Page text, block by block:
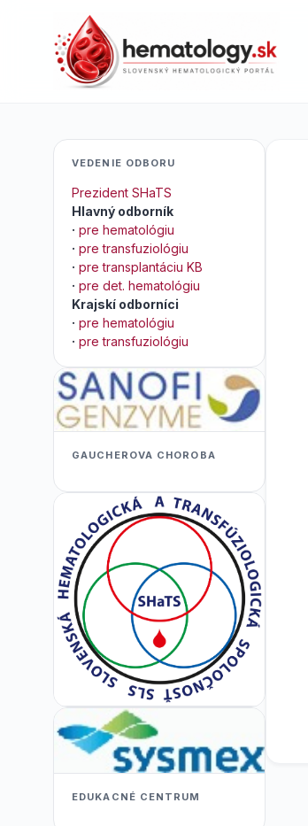
VEDENIE ODBORU
Prezident SHaTS
Hlavný odborník
· pre hematológiu
· pre transfuziológiu
· pre transplantáciu KB
· pre det. hematológiu
Krajskí odborníci
· pre hematológiu
· pre transfuziológiu
GAUCHEROVA CHOROBA
EDUKACNÉ CENTRUM